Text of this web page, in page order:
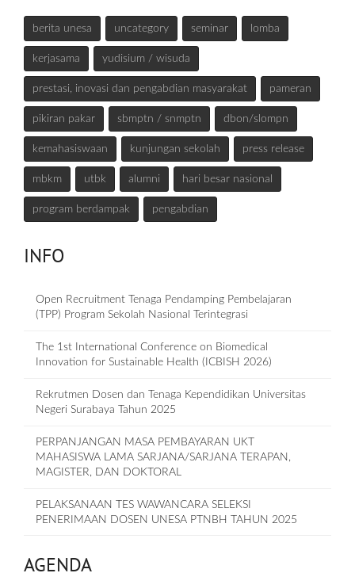
berita unesa uncategory seminar lomba
kerjasama yudisium / wisuda
prestasi, inovasi dan pengabdian masyarakat pameran
pikiran pakar sbmptn / snmptn dbon/slompn
kemahasiswaan kunjungan sekolah press release
mbkm utbk alumni hari besar nasional
program berdampak pengabdian
INFO
Open Recruitment Tenaga Pendamping Pembelajaran
(TPP) Program Sekolah Nasional Terintegrasi
The 1st International Conference on Biomedical
Innovation for Sustainable Health (ICBISH 2026)
Rekrutmen Dosen dan Tenaga Kependidikan Universitas
Negeri Surabaya Tahun 2025
PERPANJANGAN MASA PEMBAYARAN UKT
MAHASISWA LAMA SARJANA/SARJANA TERAPAN,
MAGISTER, DAN DOKTORAL
PELAKSANAAN TES WAWANCARA SELEKSI
PENERIMAAN DOSEN UNESA PTNBH TAHUN 2025
AGENDA